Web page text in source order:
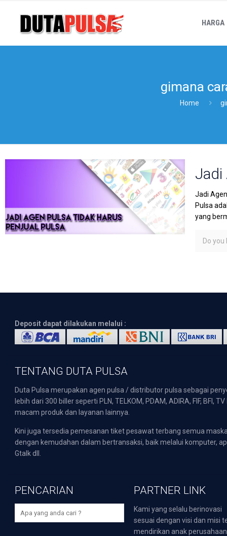
HARGA
gimana
Home
Jadi
Jadi
Pulsa
yang
Do you
Deposit dapat dilakukan melalui :
TENTANG DUTA PULSA
Duta Pulsa merupakan agen pulsa / distributor pulsa sebagai
lebih dari 300 biller seperti PLN, TELKOM, PDAM, ADIRA, FIF,
macam produk dan layanan lainnya.
Kini juga tersedia pemesanan tiket pesawat terbang semua
dengan kemudahan dalam bertransaksi, baik melalui komputer,
Gtalk dll.
PENCARIAN PARTNER LINK
Kami yang selalu berinovasi
sesuai dengan visi dan misi
mendirikan anak perusahaan